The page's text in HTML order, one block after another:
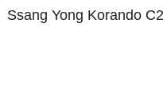
Ssang Yong Korando